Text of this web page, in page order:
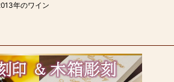
年のワイン